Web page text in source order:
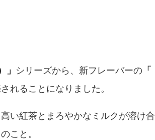
」 シリーズから、新フレーバーの 「
れることになりました。
い紅茶とまろやかなミルクが溶け合
こと。